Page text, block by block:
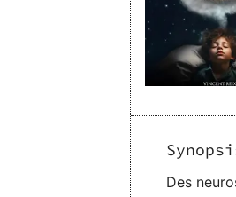
Des